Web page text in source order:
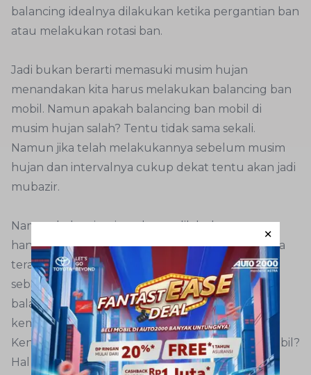
balancing idealnya dilakukan ketika pergantian ban
atau melakukan rotasi ban.
Jadi bukan berarti memasuki musim hujan
menandakan kita harus melakukan balancing ban
mobil. Namun apakah balancing ban mobil di
musim hujan salah? Tentu tidak sama sekali.
Namun jika telah melakukannya sebelum musim
hujan dan intervalnya cukup dekat tentu akan jadi
mubazir.
Namun balancing juga harus dilakukan saat
handling sudah tidak stabil. Misal, ban mobil Anda
terasa ada yang tidak beres, tanpa kompromi,
sebaiknya langsung bawa ke bengkel untuk
balancing agar mendapat handling yang baik
kembali di musim hujan.
Kenapa kita harus melakukan balancing ban mobil?
Hal ini untuk menghindari keausan yang tidak